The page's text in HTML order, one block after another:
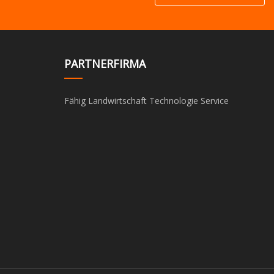
PARTNERFIRMA
Fähig Landwirtschaft Technologie Service